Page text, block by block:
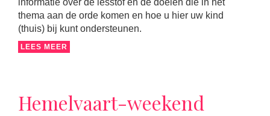
informatie over de lesstof en de doelen die in het
thema aan de orde komen en hoe u hier uw kind
(thuis) bij kunt ondersteunen.
LEES MEER
Hemelvaart-weekend